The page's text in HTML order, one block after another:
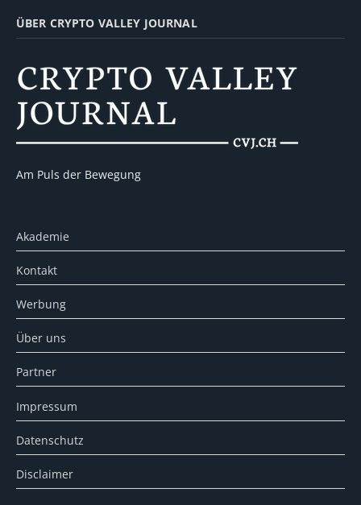
ÜBER CRYPTO VALLEY JOURNAL
Am Puls der Bewegung
Akademie
Kontakt
Werbung
Über uns
Partner
Impressum
Datenschutz
Disclaimer